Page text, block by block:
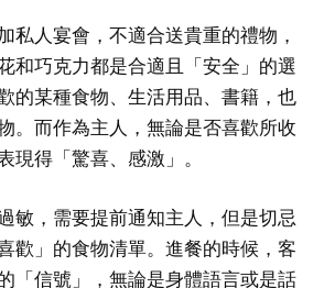
私人宴會，不適合送貴重的禮物，
和巧克力都是合適且「安全」的選
的某種食物、生活用品、書籍，也
。而作為主人，無論是否喜歡所收
現得「驚喜、感激」。
敏，需要提前通知主人，但是切忌
歡」的食物清單。進餐的時候，客
「信號」，無論是身體語言或是話